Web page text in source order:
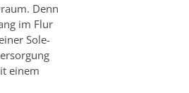
Denn
im Flur
Sole-
einem